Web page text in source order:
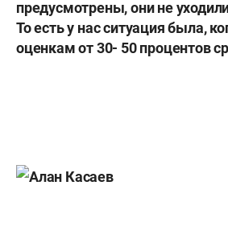
предусмотрены, они не
То есть у нас ситуация была,
оценкам от 30- 50 процентов